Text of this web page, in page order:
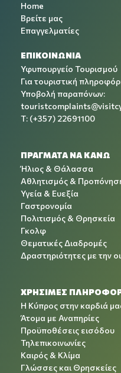
Home
Βρείτε μας
Επαγγελματίες
ΕΠΙΚΟΙΝΩΝΙΑ
Υφυπουργείο Τουρισμού
Για τουριστική
Υποβολή παραπόνων:
T: (+357) 22691100
ΠΡΑΓΜΑΤΑ ΝΑ ΚΑΝΩ
Ήλιος & Θάλασσα
Αθλητισμός &
Υγεία & Ευεξία
Γαστρονομία
Πολιτισμός & Θρησκεία
Γκολφ
Θεματικές Διαδρομές
Δραστηριότητες με την
ΧΡΉΣΙΜΕΣ
Η Κύπρος στην καρδιά
Άτομα με Αναπηρίες
Προϋποθέσεις εισόδου
Τηλεπικοινωνίες
Καιρός & Κλίμα
Γλώσσες και Θρησκείες